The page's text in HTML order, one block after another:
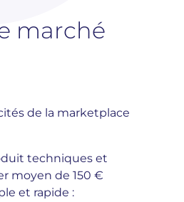
marché
de la marketplace
techniques et
moyen de 150 €
et rapide :